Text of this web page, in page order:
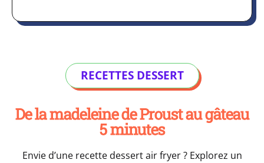
RECETTES DESSERT
De la madeleine de Proust au gâteau
5 minutes
Envie d’une recette dessert air fryer ? Explorez un